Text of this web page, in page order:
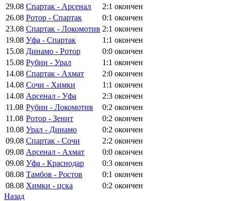
29.08 Спартак - Арсенал 2:1 окончен
26.08 Ротор - Спартак 0:1 окончен
23.08 Спартак - Локомотив 2:1 окончен
19.08 Уфа - Спартак 1:1 окончен
15.08 Динамо - Ротор 0:0 окончен
15.08 Рубин - Урал 1:1 окончен
14.08 Спартак - Ахмат 2:0 окончен
14.08 Сочи - Химки 1:1 окончен
14.08 Арсенал - Уфа 2:3 окончен
11.08 Рубин - Локомотив 0:2 окончен
11.08 Ротор - Зенит 0:2 окончен
10.08 Урал - Динамо 0:2 окончен
09.08 Спартак - Сочи 2:2 окончен
09.08 Арсенал - Ахмат 0:0 окончен
09.08 Уфа - Краснодар 0:3 окончен
08.08 Тамбов - Ростов 0:1 окончен
08.08 Химки - цска 0:2 окончен
Назад